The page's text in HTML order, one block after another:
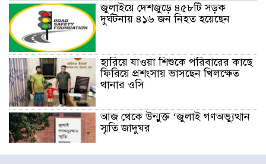
জুলাইয়ে দেশজুড়ে ৪৫৮টি সড়ক
দুর্ঘটনায় ৪১৬ জন নিহত হয়েছেন
হারিয়ে যাওয়া শিশুকে পরিবারের কাছে
ফিরিয়ে প্রশংসায় ভাসছেন খিলক্ষেত
থানার ওসি
আজ থেকে উন্মুক্ত ‘জুলাই গণঅভ্যুত্থান
স্মৃতি জাদুঘর